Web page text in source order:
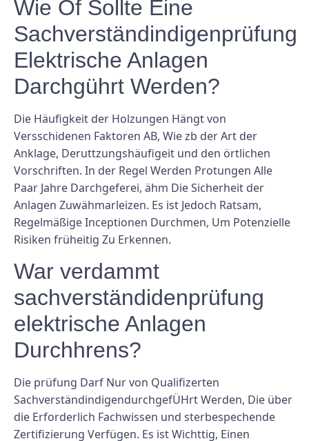
Wie Of Sollte Eine
Sachverständindigenprüfung
Elektrische Anlagen
Darchgührt Werden?
Die Häufigkeit der Holzungen Hängt von
Versschidenen Faktoren AB, Wie zb der Art der
Anklage, Deruttzungshäufigeit und den örtlichen
Vorschriften. In der Regel Werden Protungen Alle
Paar Jahre Darchgeferei, ähm Die Sicherheit der
Anlagen Zuwähmarleizen. Es ist Jedoch Ratsam,
Regelmäßige Inceptionen Durchmen, Um Potenzielle
Risiken früheitig Zu Erkennen.
War verdammt
sachverständidenprüfung
elektrische Anlagen
Durchhrens?
Die prüfung Darf Nur von Qualifizerten
SachverständindigendurchgefÜHrt Werden, Die über
die Erforderlich Fachwissen und sterbespechende
Zertifizierung Verfügen. Es ist Wichttig, Einen